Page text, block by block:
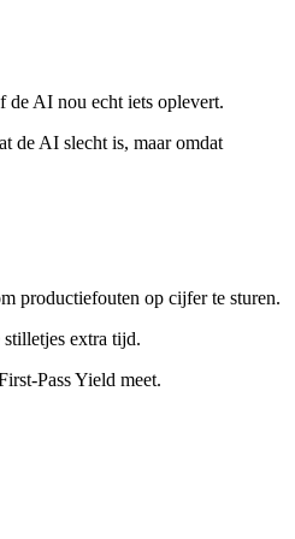
de AI nou echt iets oplevert.
de AI slecht is, maar omdat
productiefouten op cijfer te sturen.
extra tijd.
Pass Yield meet.